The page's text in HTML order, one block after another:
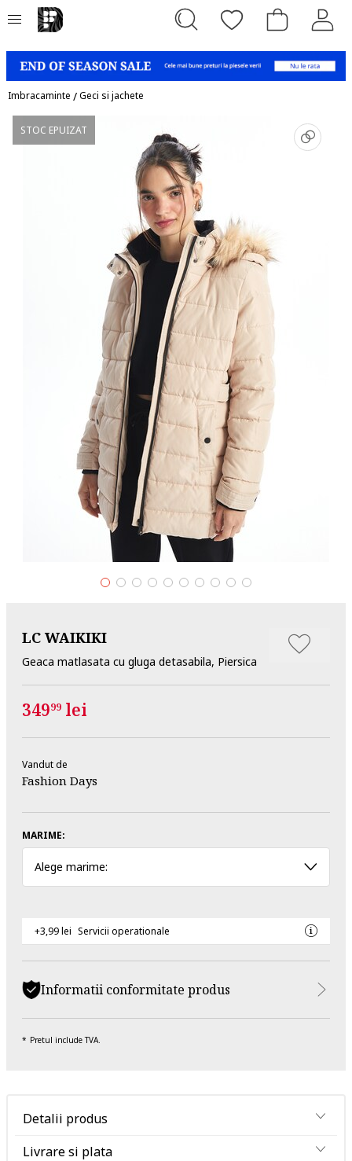
Imbracaminte /Geci si jachete
STOC EPUIZAT
LC WAIKIKI
Geaca matlasata cu gluga detasabila, Piersica
34999 lei
Vandut de
Fashion Days
MARIME:
Alege marime:
+3,99 lei Servicii operationale
Informatii conformitate produs
Pretul include TVA.
Detalii produs
Livrare si plata